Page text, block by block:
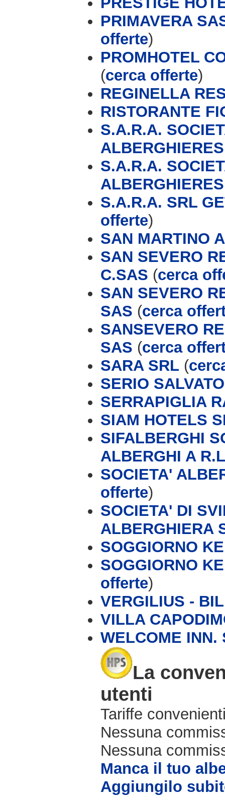
PRIMAVERA
offerte)
PROMHOTEL
(cerca offerte)
REGINELLA
RISTORANTE
S.A.R.A.
S.A.R.A.
S.A.R.A. SRL
offerte)
SAN MARTINO
SAN SEVERO
C.SAS (cerca
SAN SEVERO
SAS (cerca
SANSEVERO
SAS (cerca
SARA SRL (
SERIO
SERRAPIGLIA
SIAM HOTELS
SIFALBERGHI
ALBERGHI A
SOCIETA'
offerte)
SOCIETA' DI
ALBERGHIERA
SOGGIORNO
SOGGIORNO
offerte)
VERGILIUS -
VILLA
WELCOME INN.
La
utenti
Tariffe
Nessuna
Nessuna
Manca il tuo
Aggiungilo